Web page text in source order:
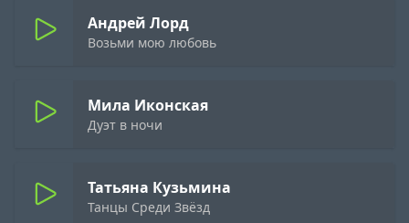
Андрей Лорд
Возьми мою любовь
Мила Иконская
Дуэт в ночи
Татьяна Кузьмина
Танцы Среди Звёзд